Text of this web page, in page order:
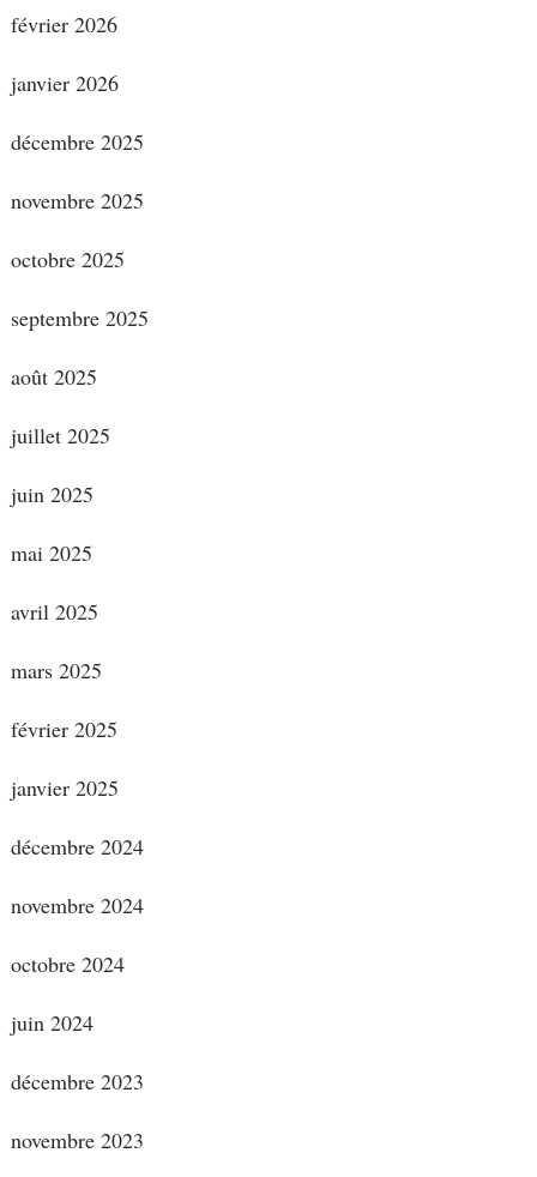
février 2026
janvier 2026
décembre 2025
novembre 2025
octobre 2025
septembre 2025
août 2025
juillet 2025
juin 2025
mai 2025
avril 2025
mars 2025
février 2025
janvier 2025
décembre 2024
novembre 2024
octobre 2024
juin 2024
décembre 2023
novembre 2023